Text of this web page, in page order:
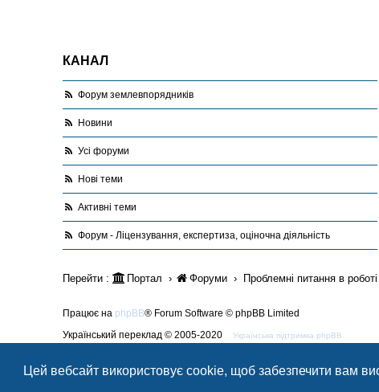
Цей вебсайт використовує cookie, щоб забезпечити вам
КАНАЛ
Форум землевпорядників
Новини
Усі форуми
Нові теми
Активні теми
Форум - Ліцензування, експертиза, оціночна діяльність
Перейти : Портал Форуми Проблемні питання в роботі
Працює на phpBB® Forum Software © phpBB Limited
Український переклад © 2005-2020
Українська підтримка phpBB
Конфіденційність|Умови